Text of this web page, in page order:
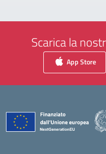
Scarica la
App Store